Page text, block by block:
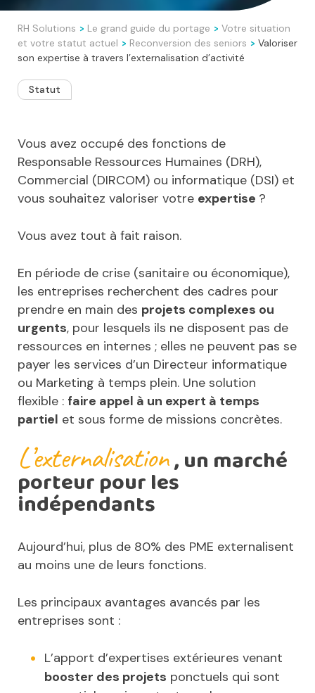
RH Solutions > Le grand guide du portage > Votre situation
et votre statut actuel > Reconversion des seniors > Valoriser
son expertise à travers l’externalisation d’activité
Statut
Vous avez occupé des fonctions de
Responsable Ressources Humaines (DRH),
Commercial (DIRCOM) ou informatique (DSI) et
vous souhaitez valoriser votre expertise ?
Vous avez tout à fait raison.
En période de crise (sanitaire ou économique),
les entreprises recherchent des cadres pour
prendre en main des projets complexes ou
urgents, pour lesquels ils ne disposent pas de
ressources en internes ; elles ne peuvent pas se
payer les services d’un Directeur informatique
ou Marketing à temps plein. Une solution
flexible : faire appel à un expert à temps
partiel et sous forme de missions concrètes.
L’externalisation, un marché
porteur pour les
indépendants
Aujourd’hui, plus de 80% des PME externalisent
au moins une de leurs fonctions.
Les principaux avantages avancés par les
entreprises sont :
L’apport d’expertises extérieures venant
booster des projets ponctuels qui sont